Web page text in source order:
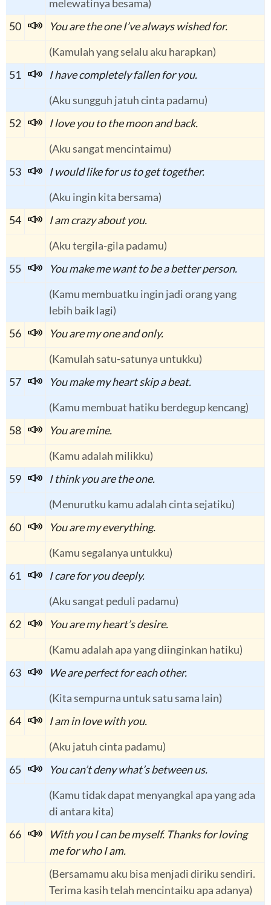
melewatinya besama)
50
You are the one I’ve always wished for.
(Kamulah yang selalu aku harapkan)
51
I have completely fallen for you.
(Aku sungguh jatuh cinta padamu)
52
I love you to the moon and back.
(Aku sangat mencintaimu)
53
I would like for us to get together.
(Aku ingin kita bersama)
54
I am crazy about you.
(Aku tergila-gila padamu)
55
You make me want to be a better person.
(Kamu membuatku ingin jadi orang yang
lebih baik lagi)
56
You are my one and only.
(Kamulah satu-satunya untukku)
57
You make my heart skip a beat.
(Kamu membuat hatiku berdegup kencang)
58
You are mine.
(Kamu adalah milikku)
59
I think you are the one.
(Menurutku kamu adalah cinta sejatiku)
60
You are my everything.
(Kamu segalanya untukku)
61
I care for you deeply.
(Aku sangat peduli padamu)
62
You are my heart’s desire.
(Kamu adalah apa yang diinginkan hatiku)
63
We are perfect for each other.
(Kita sempurna untuk satu sama lain)
64
I am in love with you.
(Aku jatuh cinta padamu)
65
You can’t deny what’s between us.
(Kamu tidak dapat menyangkal apa yang ada
di antara kita)
66
With you I can be myself. Thanks for loving
me for who I am.
(Bersamamu aku bisa menjadi diriku sendiri.
Terima kasih telah mencintaiku apa adanya)